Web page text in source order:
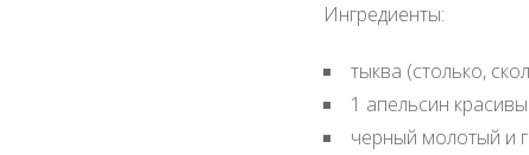
Ингредиенты:
тыква (столько,
1 апельсин
черный молотый и